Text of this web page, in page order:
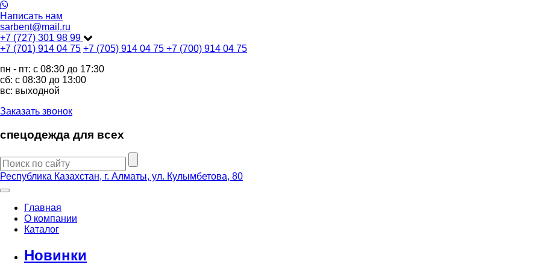
Написать нам
sarbent@mail.ru
+7 (727) 301 98 99
+7 (701) 914 04 75 +7 (705) 914 04 75 +7 (700) 914 04 75
пн - пт: c 08:30 до 17:30
сб: c 08:30 до 13:00
вс: выходной
Заказать звонок
спецодежда для всех
Республика Казахстан, г. Алматы, ул. Кулымбетова, 80
Главная
О компании
Каталог
Новинки